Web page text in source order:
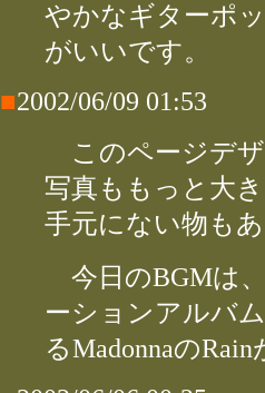
やかなギターポ
がいいです。
■2002/06/09 01:53
このページデ
写真ももっと大
手元にない物も
今日のBGMは
ーションアルバ
るMadonnaの